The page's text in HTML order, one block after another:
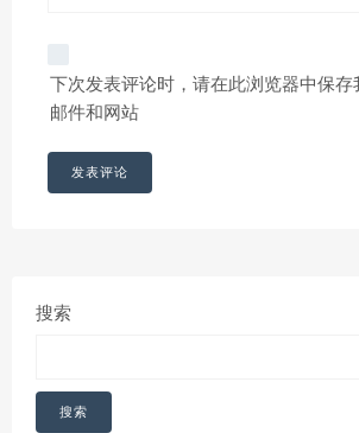
下次发表评论时，请在此浏览器中保存
邮件和网站
搜索
搜索